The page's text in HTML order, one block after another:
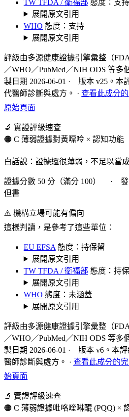
TW TFDA / 衛福部 態度：支持
展開原文引用
WHO 態度：支持
展開原文引用
評級由多源健康證據引擎彙整（
／WHO／PubMed／NIH ODS 等多
製日期 2026-06-01 · 版本 v25。本
代醫師診斷與處方。 · 查看此成分
原始頁面
🔬 實證評級速查
🟠 C 薄弱證據對黃嘌呤 × 認知功能
白話說：證據還很薄弱，不足以當
證據分數 50 分（滿分 100） · 發
但書
⚠️ 機構立場可能有偏向
這樣判讀，是參考了這些單位：
EU EFSA 態度：持保留
展開原文引用
TW TFDA / 衛福部 態度：持
展開原文引用
WHO 態度：未涵蓋
展開原文引用
評級由多源健康證據引擎彙整（
／WHO／PubMed／NIH ODS 等多
製日期 2026-06-01 · 版本 v6。本
醫師診斷與處方。 · 查看此成分的
始頁面
🔬 實證評級速查
🟠 C 薄弱證據吡咯喹啉醌 (PQQ) ×